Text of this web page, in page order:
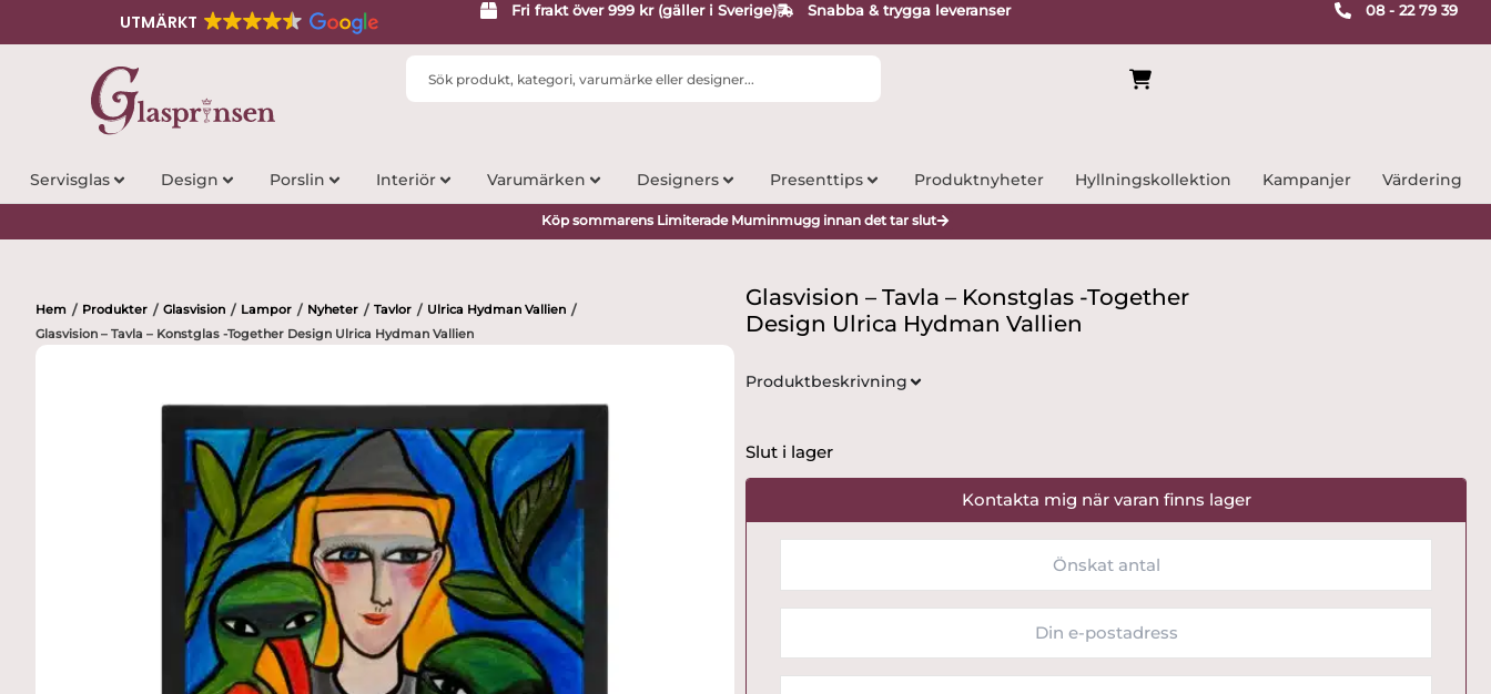
UTMÄRKT
Fri frakt över 999 kr (gäller i Sverige) Snabba & trygga leveranser 08 - 22 79 39
Search
Servisglas Design Porslin Interiör Varumärken Designers Presenttips Produktnyheter Hyllningskollektion Kampanjer Värdering
Köp sommarens Limiterade Muminmugg innan det tar slut
Hem / Produkter / Glasvision / Lampor / Nyheter / Tavlor / Ulrica Hydman Vallien /
Glasvision – Tavla – Konstglas -Together Design Ulrica Hydman Vallien
Glasvision – Tavla – Konstglas -Together
Design Ulrica Hydman Vallien
Produktbeskrivning
Slut i lager
Kontakta mig när varan finns lager